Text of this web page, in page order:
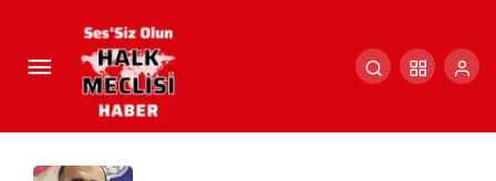
İktisat, Siyaset ve Eğitim
Yorum Yap